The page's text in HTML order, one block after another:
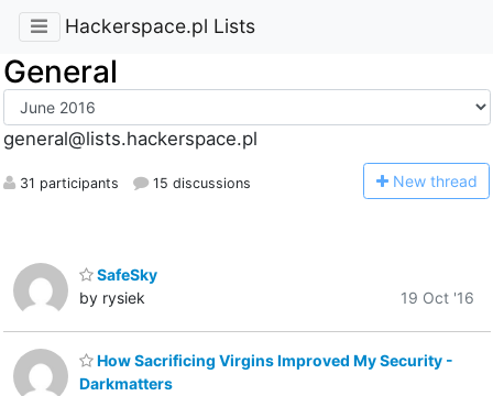
Hackerspace.pl Lists
General
general@lists.hackerspace.pl
31 participants 15 discussions New thread
SafeSky
by rysiek
19 Oct '16
How Sacrificing Virgins Improved My Security -
Darkmatters